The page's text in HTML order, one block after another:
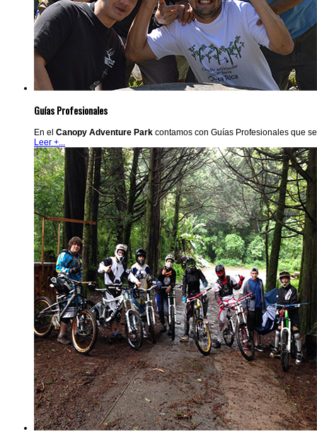
Guías Profesionales
En el Canopy Adventure Park contamos con Guías Profesionales que
Leer +...